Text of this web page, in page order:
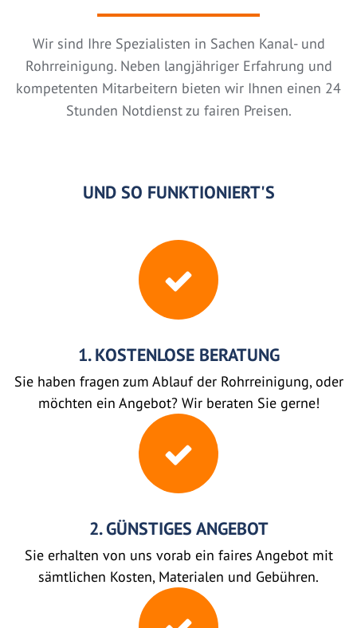
Wir sind Ihre Spezialisten in Sachen Kanal- und
Rohrreinigung. Neben langjähriger Erfahrung und
kompetenten Mitarbeitern bieten wir Ihnen einen 24
Stunden Notdienst zu fairen Preisen.
UND SO FUNKTIONIERT'S
1. KOSTENLOSE BERATUNG
Sie haben fragen zum Ablauf der Rohrreinigung, oder
möchten ein Angebot? Wir beraten Sie gerne!
2. GÜNSTIGES ANGEBOT
Sie erhalten von uns vorab ein faires Angebot mit
sämtlichen Kosten, Materialen und Gebühren.